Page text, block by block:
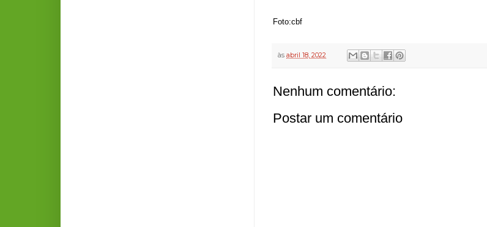
Foto:cbf
às abril 18, 2022
Nenhum comentário:
Postar um comentário